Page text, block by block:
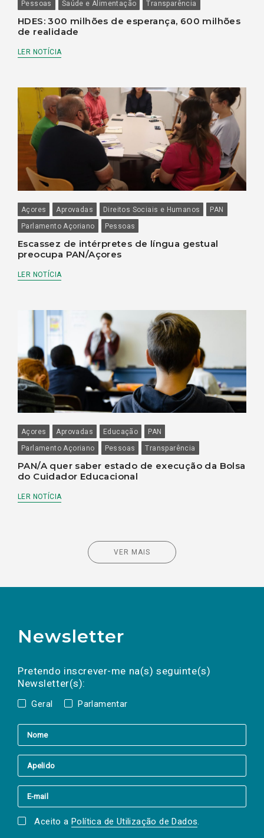
Pessoas Saúde e Alimentação Transparência
HDES: 300 milhões de esperança, 600 milhões
de realidade
LER NOTÍCIA
Açores Aprovadas Direitos Sociais e Humanos
PAN
Parlamento Açoriano
Pessoas
Escassez de intérpretes de língua gestual
preocupa PAN/Açores
LER NOTÍCIA
Açores Aprovadas Educação
PAN
Parlamento Açoriano
Pessoas Transparência
PAN/A quer saber estado de execução da Bolsa
do Cuidador Educacional
LER NOTÍCIA
VER MAIS
Newsletter
Pretendo inscrever-me na(s) seguinte(s)
Newsletter(s):
Geral Parlamentar
a(s) newsletter(s).
mail
Aceito a Política de Utilização de Dados.